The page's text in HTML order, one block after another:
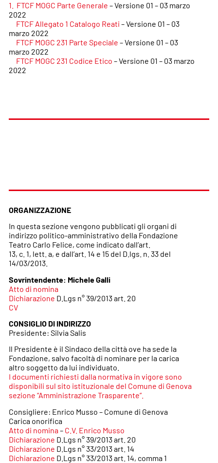
1. FTCF MOGC Parte Generale – Versione 01 – 03 marzo
2022
FTCF Allegato 1 Catalogo Reati – Versione 01 – 03
marzo 2022
FTCF MOGC 231 Parte Speciale – Versione 01 – 03
marzo 2022
FTCF MOGC 231 Codice Etico – Versione 01 – 03 marzo
2022
ORGANIZZAZIONE
In questa sezione vengono pubblicati gli organi di
indirizzo politico-amministrativo della Fondazione
Teatro Carlo Felice, come indicato dall’art.
13, c. 1, lett. a, e dall’art. 14 e 15 del D.lgs. n. 33 del
14/03/2013.
Sovrintendente: Michele Galli
Atto di nomina
Dichiarazione D.Lgs n° 39/2013 art. 20
CV
CONSIGLIO DI INDIRIZZO
Presidente: Silvia Salis
Il Presidente è il Sindaco della città ove ha sede la
Fondazione, salvo facoltà di nominare per la carica
altro soggetto da lui individuato.
I documenti richiesti dalla normativa in vigore sono
disponibili sul sito istituzionale del Comune di Genova
sezione “Amministrazione Trasparente”.
Consigliere: Enrico Musso – Comune di Genova
Carica onorifica
Atto di nomina– C.V. Enrico Musso
Dichiarazione D.Lgs n° 39/2013 art. 20
Dichiarazione D.Lgs n° 33/2013 art. 14
Dichiarazione D.Lgs n° 33/2013 art. 14, comma 1